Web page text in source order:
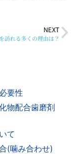
NEXT
訪れる多くの理由は？
要性
物配合歯磨剤
て
(噛み合わせ)